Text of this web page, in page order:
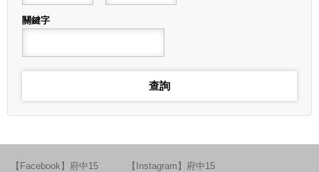
結束日期
關鍵字
【Facebook】府中15
【Instagram】府中15